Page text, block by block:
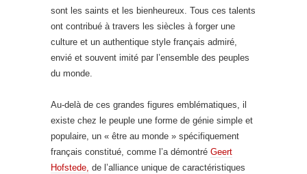
sont les saints et les bienheureux. Tous ces talents
ont contribué à travers les siècles à forger une
culture et un authentique style français admiré,
envié et souvent imité par l’ensemble des peuples
du monde.
Au-delà de ces grandes figures emblématiques, il
existe chez le peuple une forme de génie simple et
populaire, un « être au monde » spécifiquement
français constitué, comme l’a démontré Geert
Hofstede, de l’alliance unique de caractéristiques